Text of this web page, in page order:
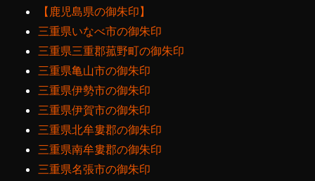
【鹿児島県の御朱印】
三重県いなべ市の御朱印
三重県三重郡菰野町の御朱印
三重県亀山市の御朱印
三重県伊勢市の御朱印
三重県伊賀市の御朱印
三重県北牟婁郡の御朱印
三重県南牟婁郡の御朱印
三重県名張市の御朱印